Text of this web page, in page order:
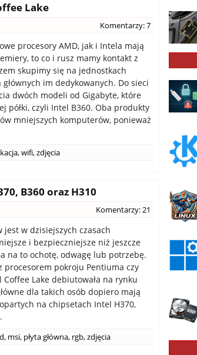
Lake
Komentarzy: 7
procesory AMD, jak i Intela mają
to co i rusz mamy kontakt z
skupimy się na jednostkach
głównych im dedykowanych. Do sieci
dwóch modeli od Gigabyte, które
półki, czyli Intel B360. Oba produkty
mniejszych komputerów, ponieważ
,wifi,zdjęcia
B360 oraz H310
Komentarzy: 21
w dzisiejszych czasach
i bezpieczniejsze niż jeszcze
na to ochotę, odwagę lub potrzebę.
procesorem pokroju Pentiuma czy
Lake debiutowała na rynku
dla takich osób dopiero mają
na chipsetach Intel H370,
, msi, płyta główna, rgb,zdjęcia